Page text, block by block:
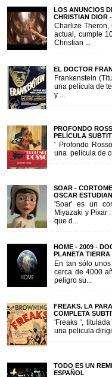
LOS ANUNCIOS
CHRISTIAN DIOR
Charlize Theron,
actual, cumple
Christian ...
EL DOCTOR
Frankenstein
una película de
y ...
PROFONDO
PELÍCULA
' Profondo
una película de
SOAR -
OSCAR
'Soar' es un
Miyazaki y Pixar
que d...
HOME - 2009 -
PLANETA
En tan sólo
cerca de 4000
peligro su...
FREAKS. LA
COMPLETA
'Freaks ',
una pelicula
TODO ES UN
ESPAÑOL